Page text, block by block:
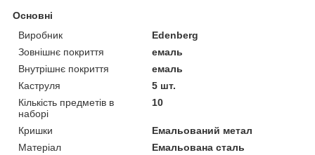
Основні
Виробник
Edenberg
Зовнішнє покриття
емаль
Внутрішнє покриття
емаль
Каструля
5 шт.
Кількість предметів в
наборі
10
Кришки
Емальований метал
Матеріал
Емальована сталь